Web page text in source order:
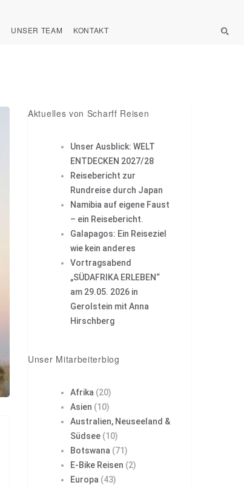
UNSER TEAM KONTAKT
Aktuelles von Scharff Reisen
Unser Ausblick: WELT
ENTDECKEN 2027/28
Reisebericht zur
Rundreise durch Japan
Namibia auf eigene Faust
– ein Reisebericht.
Galapagos: Ein Reiseziel
wie kein anderes
Vortragsabend
„SÜDAFRIKA ERLEBEN“
am 29.05. 2026 in
Gerolstein mit Anna
Hirschberg
Unser Mitarbeiterblog
Afrika (20)
Asien (10)
Australien, Neuseeland &
Südsee (10)
Botswana (71)
E-Bike Reisen (2)
Europa (43)